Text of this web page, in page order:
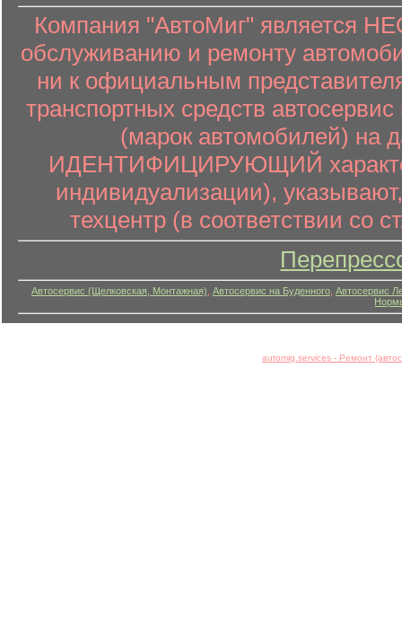
Компания "АвтоМиг" является
обслуживанию и ремонту
ни к официальным
транспортных средств
(марок автомобилей) на
ИДЕНТИФИЦИРУЮЩИЙ характер
индивидуализации),
техцентр (в соответствии со
Автосервис (Щелковская, Монтажная) Автосервис на Буденного Автосервис
automig.services - Ремонт